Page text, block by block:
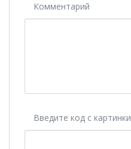
Комментарий
Введите код с картинки